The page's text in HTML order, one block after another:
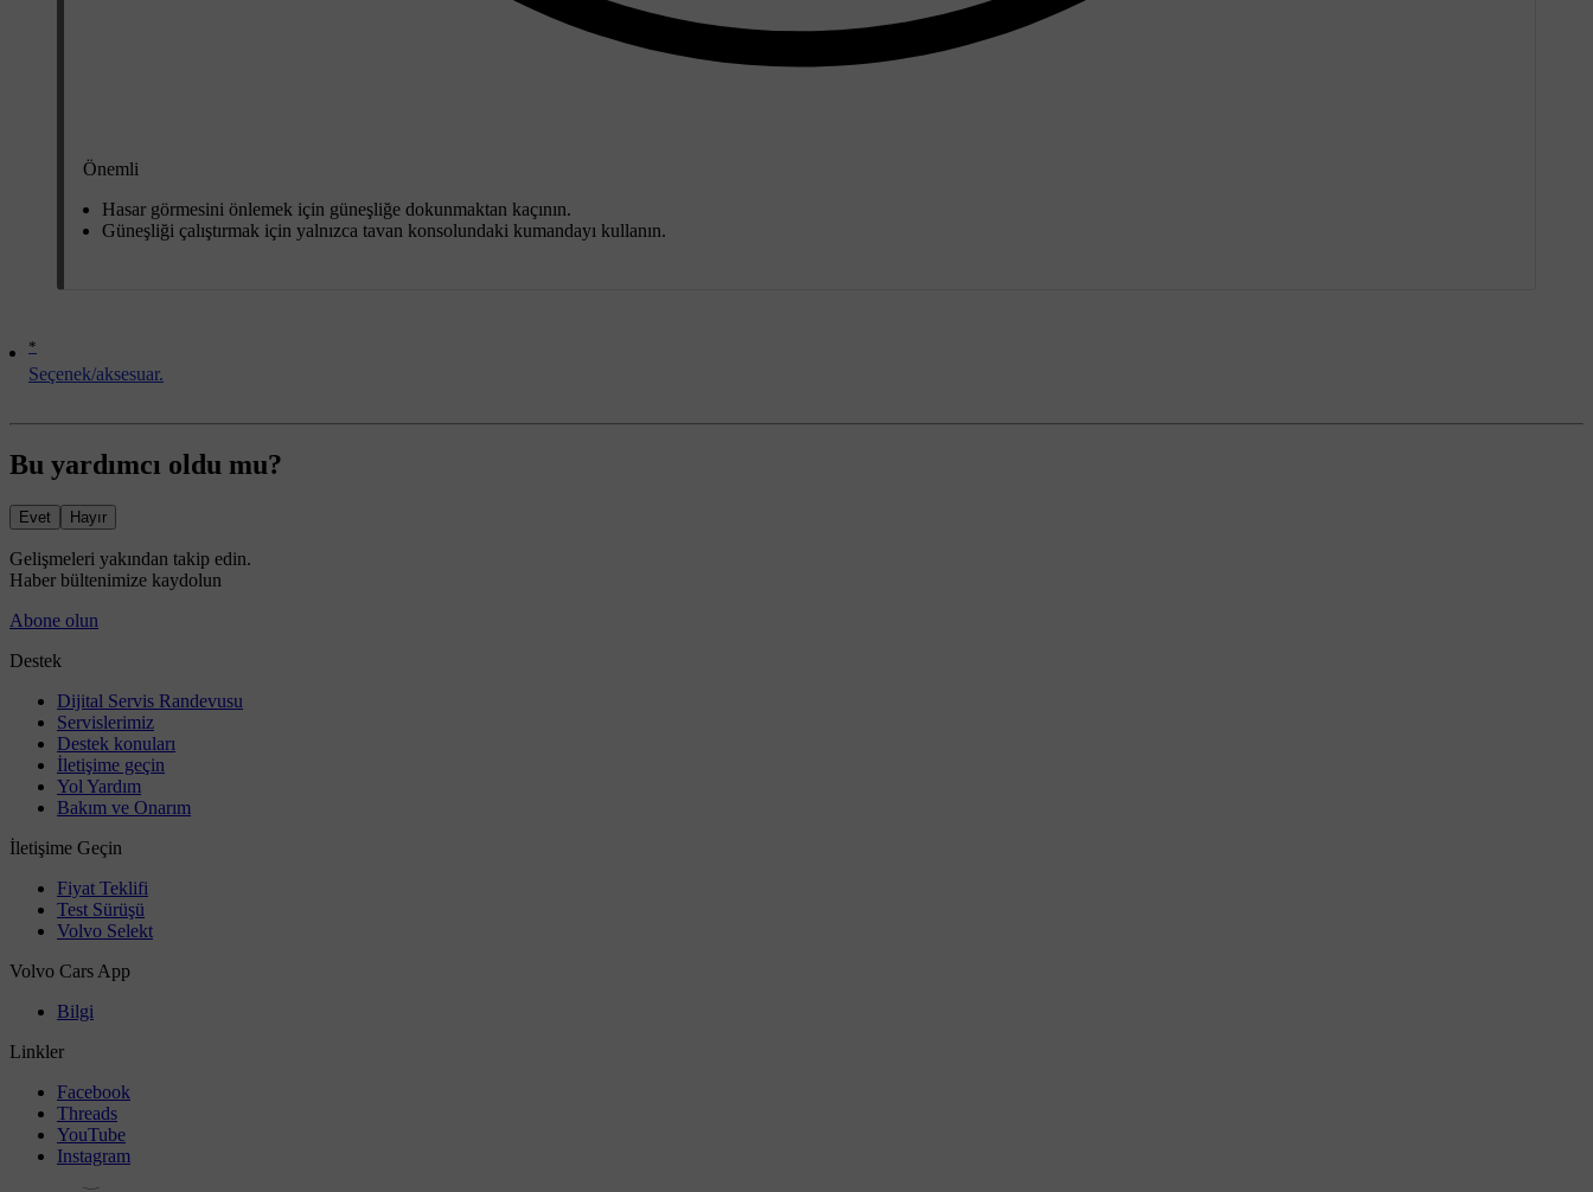
Önemli
Hasar görmesini önlemek için güneşliğe dokunmaktan kaçının.
Güneşliği çalıştırmak için yalnızca tavan konsolundaki kumandayı kullanın.
*
Seçenek/aksesuar.
Bu yardımcı oldu mu?
Evet Hayır